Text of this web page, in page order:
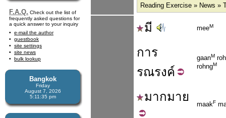
F.A.Q. Check out the list of
frequently asked questions for
a quick answer to your inquiry
e-mail the author
guestbook
site settings
site news
bulk lookup
Bangkok
Friday
August 7, 2026
5:11:36 pm
Reading Exercise » News »
มี meeM
การ
รณรงค์
gaanM
rohngM
มากมาย
maakF